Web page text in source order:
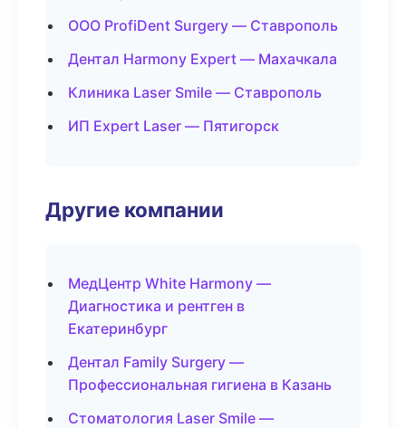
ООО ProfiDent Surgery — Ставрополь
Дентал Harmony Expert — Махачкала
Клиника Laser Smile — Ставрополь
ИП Expert Laser — Пятигорск
Другие компании
МедЦентр White Harmony —
Диагностика и рентген в
Екатеринбург
Дентал Family Surgery —
Профессиональная гигиена в Казань
Стоматология Laser Smile —